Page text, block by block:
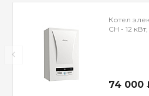
Котел
CH - 12
74 000